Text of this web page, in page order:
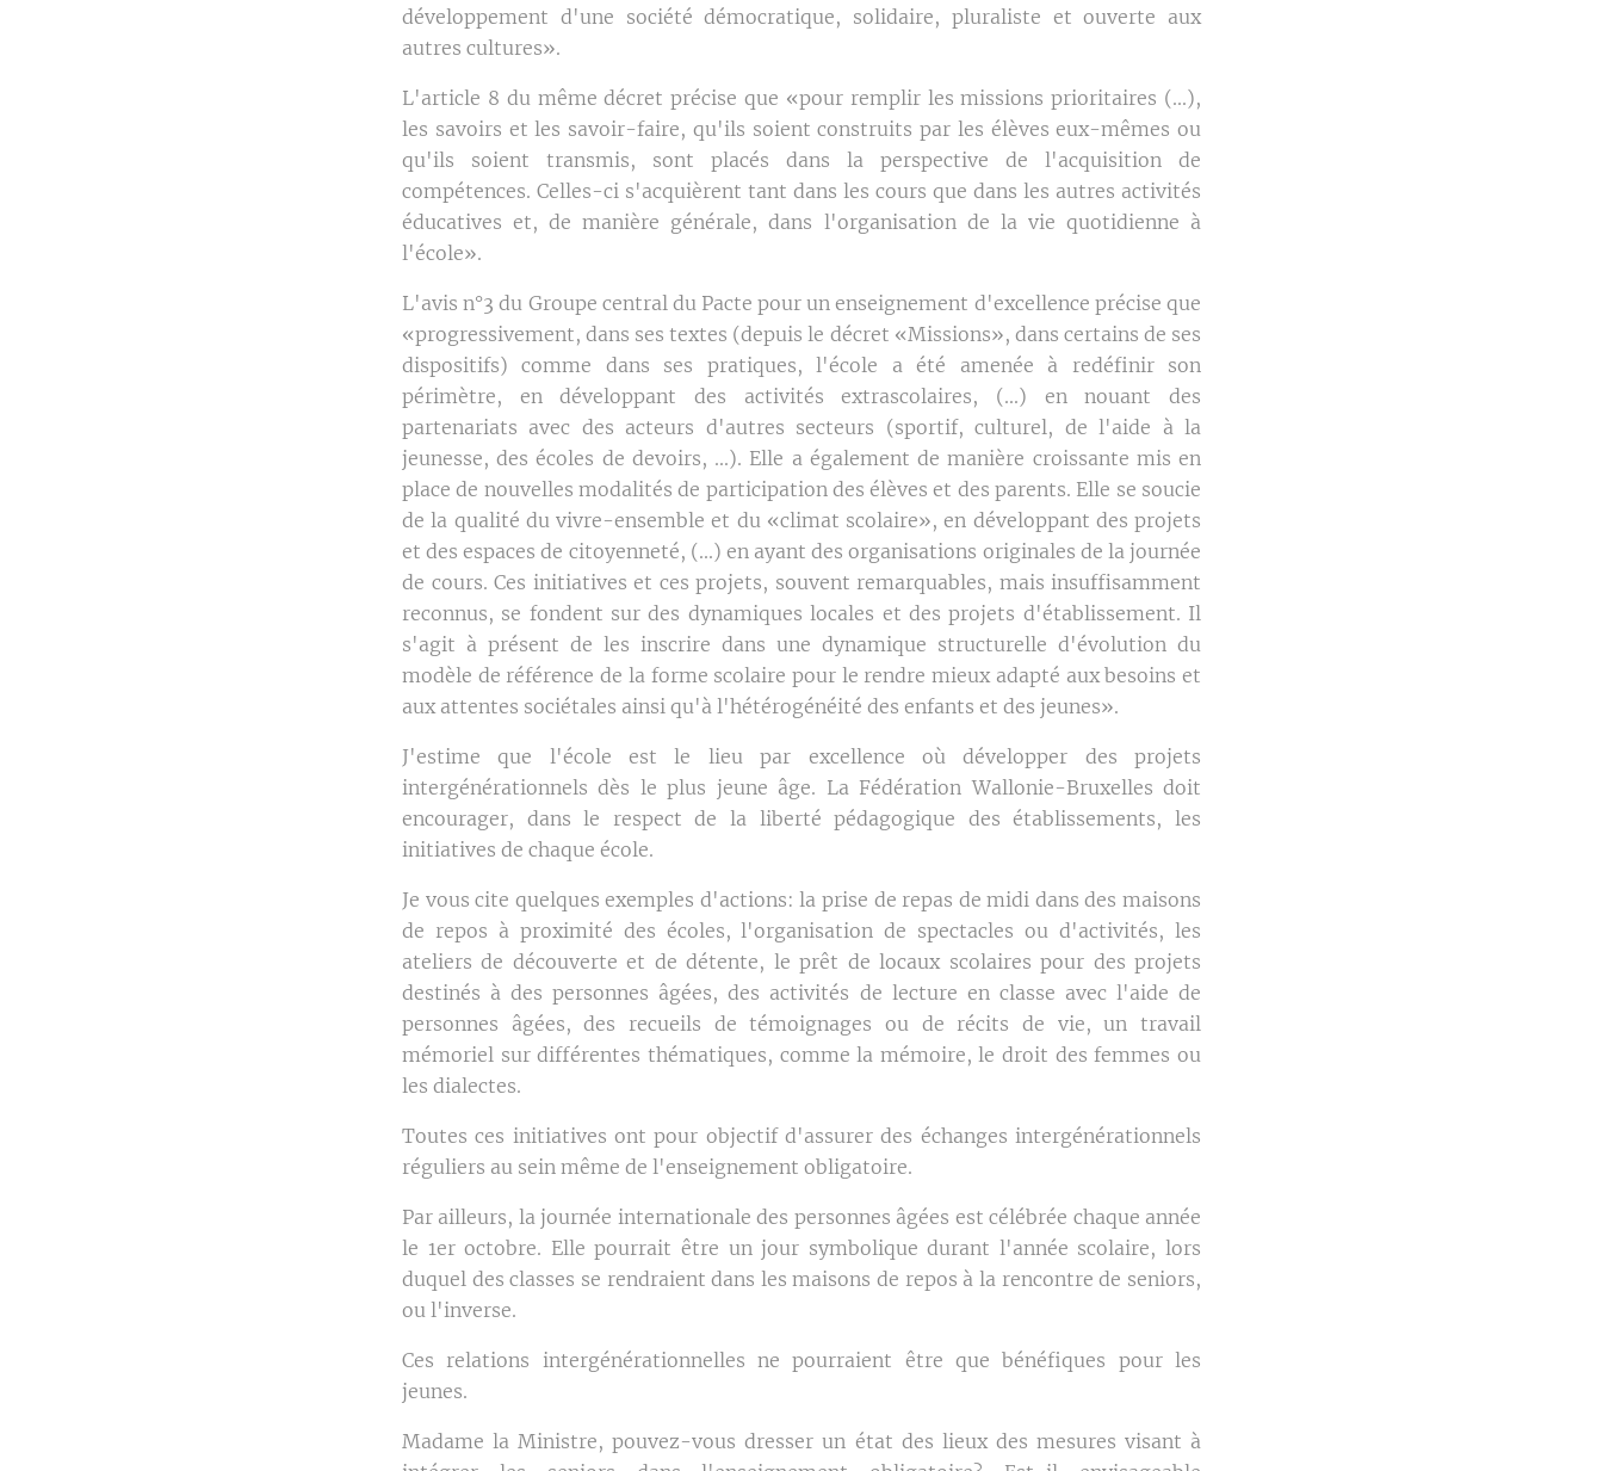
développement d'une société démocratique, solidaire, pluraliste et ouverte aux
autres cultures».
L'article 8 du même décret précise que «pour remplir les missions prioritaires (...),
les savoirs et les savoir-faire, qu'ils soient construits par les élèves eux-mêmes ou
qu'ils soient transmis, sont placés dans la perspective de l'acquisition de
compétences. Celles-ci s'acquièrent tant dans les cours que dans les autres activités
éducatives et, de manière générale, dans l'organisation de la vie quotidienne à
l'école».
L'avis n°3 du Groupe central du Pacte pour un enseignement d'excellence précise que
«progressivement, dans ses textes (depuis le décret «Missions», dans certains de ses
dispositifs) comme dans ses pratiques, l'école a été amenée à redéfinir son
périmètre, en développant des activités extrascolaires, (...) en nouant des
partenariats avec des acteurs d'autres secteurs (sportif, culturel, de l'aide à la
jeunesse, des écoles de devoirs, ...). Elle a également de manière croissante mis en
place de nouvelles modalités de participation des élèves et des parents. Elle se soucie
de la qualité du vivre-ensemble et du «climat scolaire», en développant des projets
et des espaces de citoyenneté, (...) en ayant des organisations originales de la journée
de cours. Ces initiatives et ces projets, souvent remarquables, mais insuffisamment
reconnus, se fondent sur des dynamiques locales et des projets d'établissement. Il
s'agit à présent de les inscrire dans une dynamique structurelle d'évolution du
modèle de référence de la forme scolaire pour le rendre mieux adapté aux besoins et
aux attentes sociétales ainsi qu'à l'hétérogénéité des enfants et des jeunes».
J'estime que l'école est le lieu par excellence où développer des projets
intergénérationnels dès le plus jeune âge. La Fédération Wallonie-Bruxelles doit
encourager, dans le respect de la liberté pédagogique des établissements, les
initiatives de chaque école.
Je vous cite quelques exemples d'actions: la prise de repas de midi dans des maisons
de repos à proximité des écoles, l'organisation de spectacles ou d'activités, les
ateliers de découverte et de détente, le prêt de locaux scolaires pour des projets
destinés à des personnes âgées, des activités de lecture en classe avec l'aide de
personnes âgées, des recueils de témoignages ou de récits de vie, un travail
mémoriel sur différentes thématiques, comme la mémoire, le droit des femmes ou
les dialectes.
Toutes ces initiatives ont pour objectif d'assurer des échanges intergénérationnels
réguliers au sein même de l'enseignement obligatoire.
Par ailleurs, la journée internationale des personnes âgées est célébrée chaque année
le 1er octobre. Elle pourrait être un jour symbolique durant l'année scolaire, lors
duquel des classes se rendraient dans les maisons de repos à la rencontre de seniors,
ou l'inverse.
Ces relations intergénérationnelles ne pourraient être que bénéfiques pour les
jeunes.
Madame la Ministre, pouvez-vous dresser un état des lieux des mesures visant à